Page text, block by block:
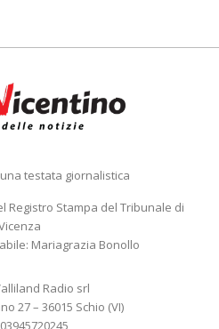
una testata giornalistica
Registro Stampa del Tribunale di
Mariagrazia Bonollo
Radio srl
27 – 36015 Schio (VI)